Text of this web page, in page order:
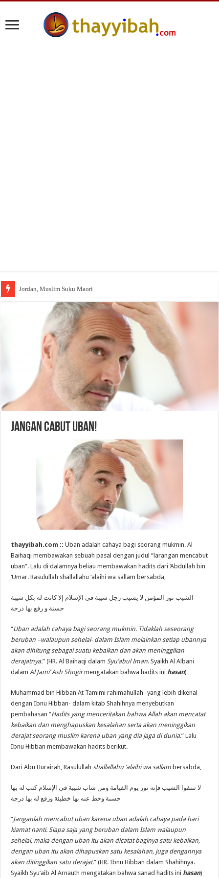
Jordan, Muslim Suku Maori
Jangan Cabut Uban!
thayyibah.com ::Uban adalah cahaya bagi seorang mukmin. Al
Baihaqi membawakan sebuah pasal dengan judul “larangan mencabut
uban”. Lalu di dalamnya beliau membawakan hadits dari ‘Abdullah bin
‘Umar. Rasulullah shallallahu ‘alaihi wa sallam bersabda,
الشيب نور المؤمن لا يشيب رجل شيبة في الإسلام إلا كانت له بكل شيبة
حسنة و رفع بها درجة
“Uban adalah cahaya bagi seorang mukmin. Tidaklah seseorang
beruban –walaupun sehelai- dalam Islam melainkan setiap ubannya
akan dihitung sebagai suatu kebaikan dan akan meninggikan
derajatnya.” (HR. Al Baihaqi dalam Syu’abul Iman. Syaikh Al Albani
dalamAl Jami’ Ash Shogirmengatakan bahwa hadits ini hasan)
Muhammad bin Hibban At Tamimi rahimahullah -yang lebih dikenal
dengan Ibnu Hibban- dalam kitab Shahihnya menyebutkan
pembahasan “Hadits yang menceritakan bahwa Allah akan mencatat
kebaikan dan menghapuskan kesalahan serta akan meninggikan
derajat seorang muslim karena uban yang dia jaga di dunia.” Lalu
Ibnu Hibban membawakan hadits berikut.
Dari Abu Hurairah, Rasulullah shallallahu ‘alaihi wa sallam bersabda,
لا تنتفوا الشيب فإنه نور يوم القيامة ومن شاب شيبة في الإسلام كتب له بها
حسنة وحط عنه بها خطيئة ورفع له بها درجة
“Janganlah mencabut uban karena uban adalah cahaya pada hari
kiamat nanti. Siapa saja yang beruban dalam Islam walaupun
sehelai, maka dengan uban itu akan dicatat baginya satu kebaikan,
dengan uban itu akan dihapuskan satu kesalahan, juga dengannya
akan ditinggikan satu derajat.” (HR. Ibnu Hibban dalam Shahihnya.
Syaikh Syu’aib Al Arnauth mengatakan bahwa sanad hadits ini hasan)